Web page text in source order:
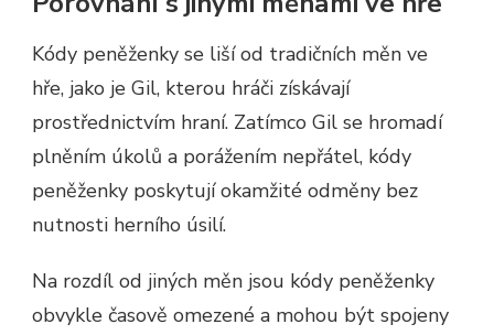
Kódy peněženky se liší od tradičních měn ve
hře, jako je Gil, kterou hráči získávají
prostřednictvím hraní. Zatímco Gil se hromadí
plněním úkolů a porážením nepřátel, kódy
peněženky poskytují okamžité odměny bez
nutnosti herního úsilí.
Na rozdíl od jiných měn jsou kódy peněženky
obvykle časově omezené a mohou být spojeny